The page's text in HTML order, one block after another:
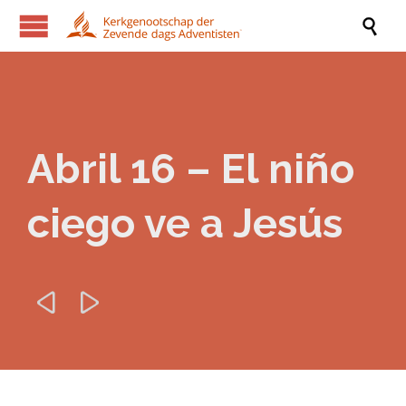

Abril 16 – El niño
ciego ve a Jesús
 